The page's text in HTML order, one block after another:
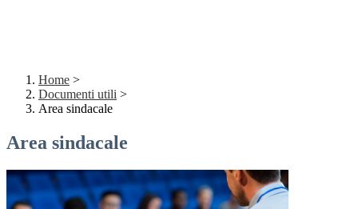
Home >
Documenti utili >
Area sindacale
Area sindacale